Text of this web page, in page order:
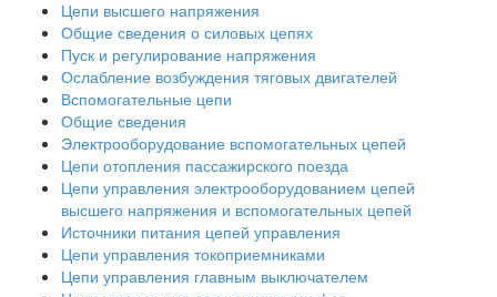
Цепи высшего напряжения
Общие сведения о силовых цепях
Пуск и регулирование напряжения
Ослабление возбуждения тяговых двигателей
Вспомогательные цепи
Общие сведения
Электрооборудование вспомогательных цепей
Цепи отопления пассажирского поезда
Цепи управления электрооборудованием цепей
высшего напряжения и вспомогательных цепей
Источники питания цепей управления
Цепи управления токоприемниками
Цепи управления главным выключателем